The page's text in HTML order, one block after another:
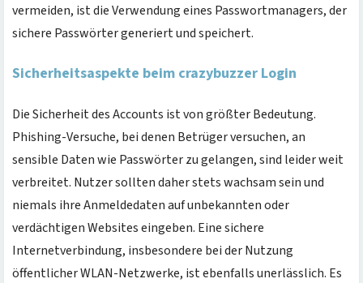
vermeiden, ist die Verwendung eines Passwortmanagers, der
sichere Passwörter generiert und speichert.
Sicherheitsaspekte beim crazybuzzer Login
Die Sicherheit des Accounts ist von größter Bedeutung.
Phishing-Versuche, bei denen Betrüger versuchen, an
sensible Daten wie Passwörter zu gelangen, sind leider weit
verbreitet. Nutzer sollten daher stets wachsam sein und
niemals ihre Anmeldedaten auf unbekannten oder
verdächtigen Websites eingeben. Eine sichere
Internetverbindung, insbesondere bei der Nutzung
öffentlicher WLAN-Netzwerke, ist ebenfalls unerlässlich. Es